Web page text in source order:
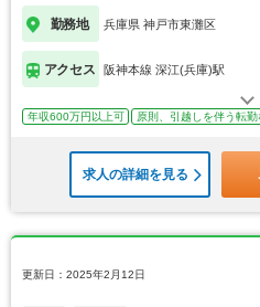
勤務地 兵庫県 神戸市東灘区
アクセス 阪神本線 深江(兵庫)駅
年収600万円以上可 原則、引越しを伴う転勤
求人の詳細を見る
更新日：2025年2月12日